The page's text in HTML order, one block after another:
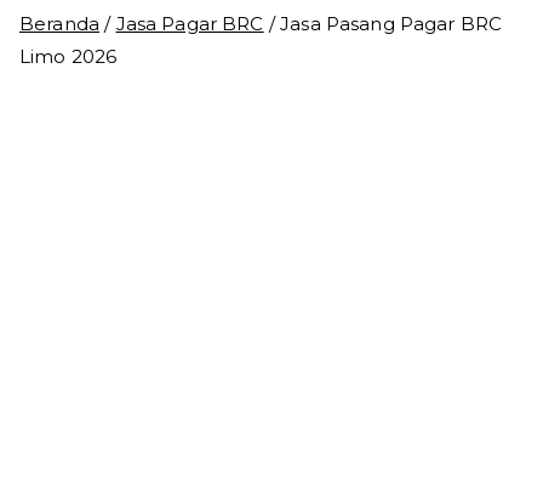
Beranda / Jasa Pagar BRC / Jasa Pasang Pagar BRC
Limo 2026